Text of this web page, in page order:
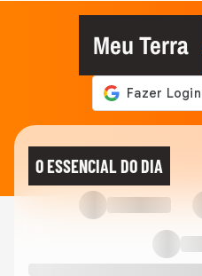
Meu Terra
O ESSENCIAL DO DIA